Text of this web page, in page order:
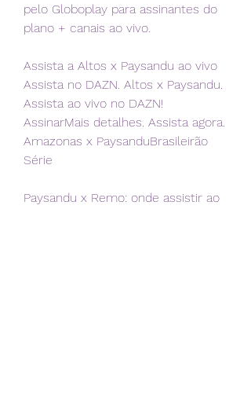
pelo Globoplay para assinantes do
plano + canais ao vivo.
Assista a Altos x Paysandu ao vivo
Assista no DAZN. Altos x Paysandu.
Assista ao vivo no DAZN!
AssinarMais detalhes. Assista agora.
Amazonas x PaysanduBrasileirão
Série
Paysandu x Remo: onde assistir ao